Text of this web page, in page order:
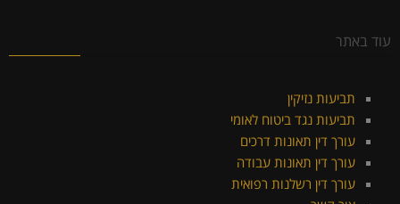
עוד באתר
תביעות נזיקין
תביעות נגד ביטוח לאומי
עורך דין תאונות דרכים
עורך דין תאונות עבודה
עורך דין רשלנות רפואית